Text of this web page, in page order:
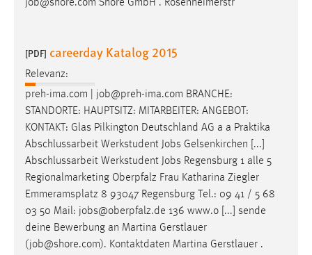
job@shore.com Shore GmbH . Rosenheimerstr
[PDF] careerday Katalog 2015
Relevanz:
preh-ima.com | job@preh-ima.com BRANCHE:
STANDORTE: HAUPTSITZ: MITARBEITER: ANGEBOT:
KONTAKT: Glas Pilkington Deutschland AG a a Praktika
Abschlussarbeit Werkstudent Jobs Gelsenkirchen [...]
Abschlussarbeit Werkstudent Jobs Regensburg 1 alle 5
Regionalmarketing Oberpfalz Frau Katharina Ziegler
Emmeramsplatz 8 93047 Regensburg Tel.: 09 41 / 5 68
03 50 Mail: jobs@oberpfalz.de 136 www.o [...] sende
deine Bewerbung an Martina Gerstlauer
(job@shore.com). Kontaktdaten Martina Gerstlauer .